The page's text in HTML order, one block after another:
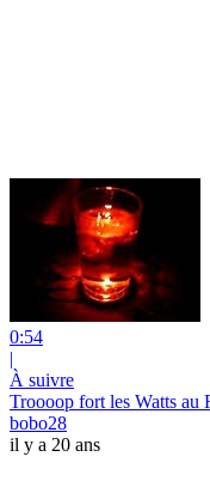
0:54
|
À suivre
Troooop fort les Watts au
bobo28
il y a 20 ans